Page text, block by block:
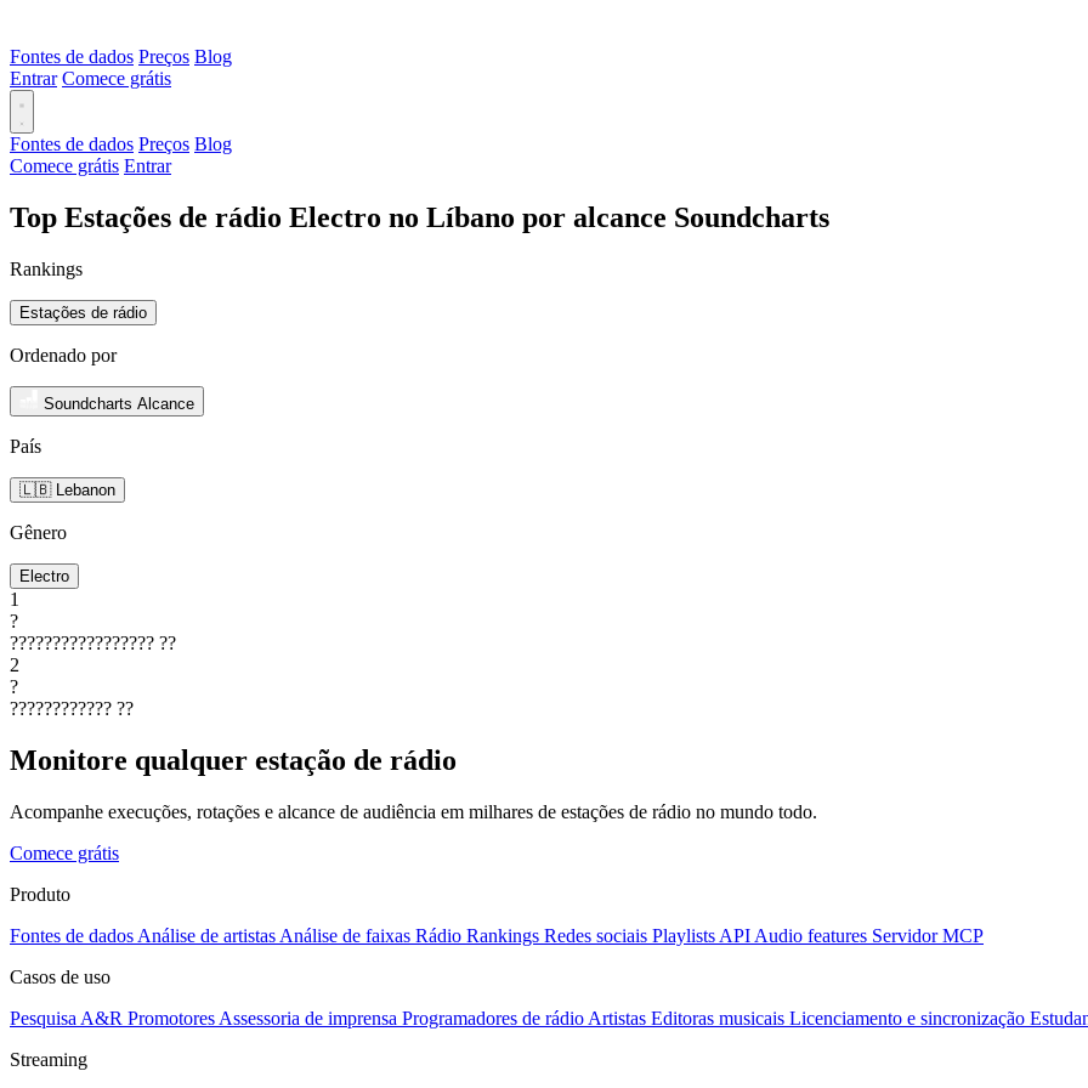
Fontes de dados Preços Blog
Entrar Comece grátis
Fontes de dados Preços Blog
Comece grátis Entrar
Top Estações de rádio Electro no Líbano por alcance Soundcharts
Rankings
Estações de rádio
Ordenado por
Soundcharts Alcance
País
🇱🇧 Lebanon
Gênero
Electro
1
?
????????????????? ??
2
?
???????????? ??
Monitore qualquer estação de rádio
Acompanhe execuções, rotações e alcance de audiência em milhares de estações de rádio no mundo todo.
Comece grátis
Produto
Fontes de dados Análise de artistas Análise de faixas Rádio Rankings Redes sociais Playlists API Audio features Servidor MCP
Casos de uso
Pesquisa A&R Promotores Assessoria de imprensa Programadores de rádio Artistas Editoras musicais Licenciamento e sincronização
Streaming